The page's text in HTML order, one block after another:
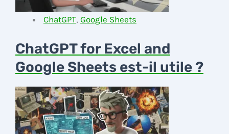
ChatGPT, Google Sheets
ChatGPT for Excel and
Google Sheets est-il utile ?